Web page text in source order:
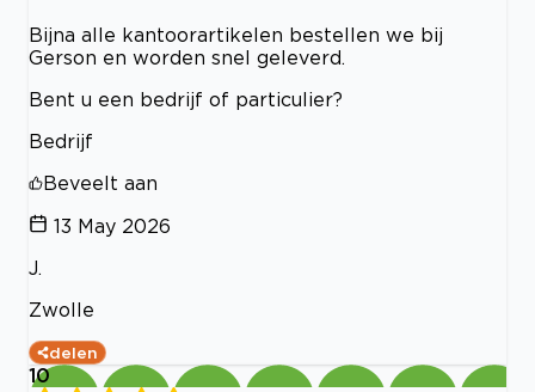
Bijna alle kantoorartikelen bestellen we bij
Gerson en worden snel geleverd.
Bent u een bedrijf of particulier?
Bedrijf
Beveelt aan
13 May 2026
J.
Zwolle
delen
10